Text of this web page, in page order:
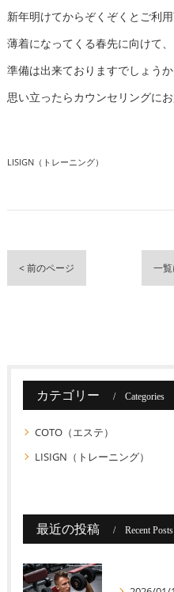
新年明けてからぞくぞくとご利用
薄着になってくる春先に向けて、
準備は出来ておりますでしょうか
思い立ったらカウンセリングに
LISIGN（トレーニング）
< 前のページ 一
カテゴリー Categories
COTO（エステ）
LISIGN（トレーニング）
最近の投稿 Recent Posts